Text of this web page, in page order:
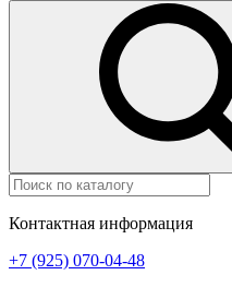
Контактная информация
+7 (925) 070-04-48